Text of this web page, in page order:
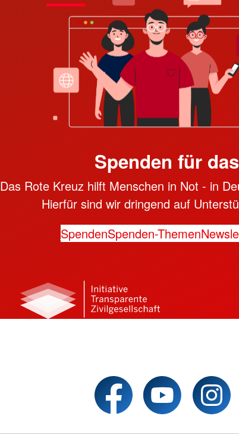
Spenden für
Das Rote Kreuz hilft Menschen in Not - in
Hierfür sind wir dringend auf
SpendenSpenden-Themen